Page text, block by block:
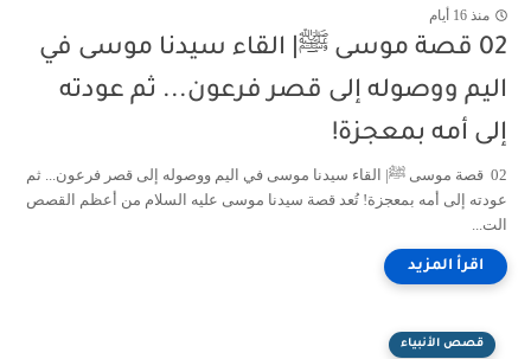
منذ 16 أيام
02 قصة موسى ﷺ| القاء سيدنا موسى في
اليم ووصوله إلى قصر فرعون... ثم عودته
إلى أمه بمعجزة!
02 قصة موسى ﷺ| القاء سيدنا موسى في اليم ووصوله إلى قصر فرعون... ثم
عودته إلى أمه بمعجزة! تُعد قصة سيدنا موسى عليه السلام من أعظم القصص
الت...
قصص الأنبياء